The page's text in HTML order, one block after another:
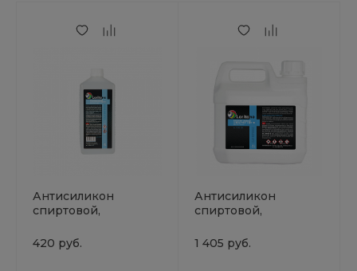
Антисиликон
спиртовой,
420 руб.
Антисиликон
спиртовой,
1 405 руб.